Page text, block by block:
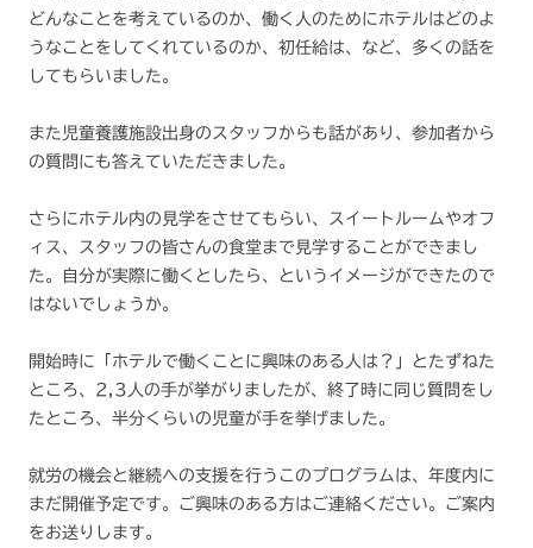
どんなことを考えているのか、働く人のためにホテルはどのよ
うなことをしてくれているのか、初任給は、など、多くの話を
してもらいました。
また児童養護施設出身のスタッフからも話があり、参加者から
の質問にも答えていただきました。
さらにホテル内の見学をさせてもらい、スイートルームやオフ
ィス、スタッフの皆さんの食堂まで見学することができまし
た。自分が実際に働くとしたら、というイメージができたので
はないでしょうか。
開始時に「ホテルで働くことに興味のある人は？」とたずねた
ところ、2,3人の手が挙がりましたが、終了時に同じ質問をし
たところ、半分くらいの児童が手を挙げました。
就労の機会と継続への支援を行うこのプログラムは、年度内に
まだ開催予定です。ご興味のある方はご連絡ください。ご案内
をお送りします。